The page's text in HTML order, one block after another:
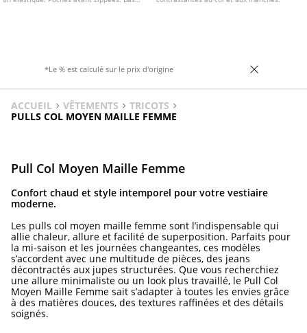
*Le % est calculé sur le prix d'origine
ACCUEIL VÊTEMENTS
TRICOTS
PULLS COL MOYEN MAILLE FEMME
Pull Col Moyen Maille Femme
Confort chaud et style intemporel pour votre vestiaire
moderne.
Les pulls col moyen maille femme sont l’indispensable qui
allie chaleur, allure et facilité de superposition. Parfaits pour
la mi-saison et les journées changeantes, ces modèles
s’accordent avec une multitude de pièces, des jeans
décontractés aux jupes structurées. Que vous recherchiez
une allure minimaliste ou un look plus travaillé, le Pull Col
Moyen Maille Femme sait s’adapter à toutes les envies grâce
à des matières douces, des textures raffinées et des détails
soignés.